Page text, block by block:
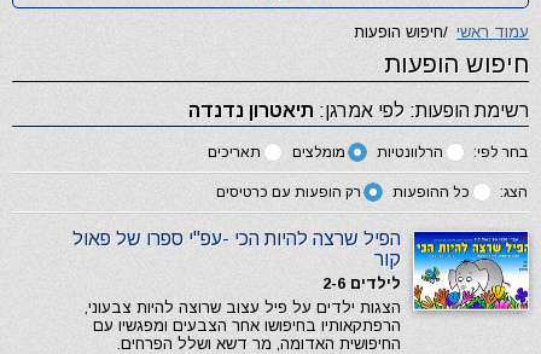
עמוד ראשי /חיפוש הופעות
חיפוש הופעות
רשימת הופעות: לפי אמרגן: תיאטרון נדנדה
בחר לפי: הרלוונטיות מומלצים תאריכים
הצג: כל ההופעות רק הופעות עם כרטיסים
הפיל שרצה להיות הכי -עפ"י ספרו של פאול
קור
לילדים 2-6
הצגות ילדים על פיל עצוב שרוצה להיות צבעוני,
הרפתקאותיו בחיפושו אחר הצבעים ומפגשיו עם
החיפושית האדומה, מר דשא ושלל הפרחים.